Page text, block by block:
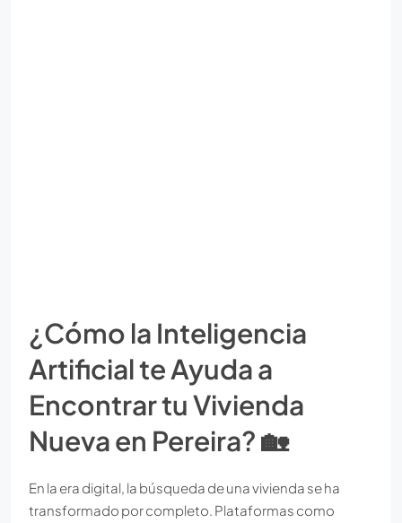
¿Cómo la Inteligencia
Artificial te Ayuda a
Encontrar tu Vivienda
Nueva en Pereira? 🏡
En la era digital, la búsqueda de una vivienda se ha
transformado por completo. Plataformas como